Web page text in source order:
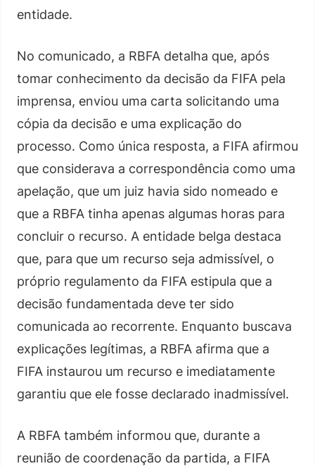
entidade.
No comunicado, a RBFA detalha que, após
tomar conhecimento da decisão da FIFA pela
imprensa, enviou uma carta solicitando uma
cópia da decisão e uma explicação do
processo. Como única resposta, a FIFA afirmou
que considerava a correspondência como uma
apelação, que um juiz havia sido nomeado e
que a RBFA tinha apenas algumas horas para
concluir o recurso. A entidade belga destaca
que, para que um recurso seja admissível, o
próprio regulamento da FIFA estipula que a
decisão fundamentada deve ter sido
comunicada ao recorrente. Enquanto buscava
explicações legítimas, a RBFA afirma que a
FIFA instaurou um recurso e imediatamente
garantiu que ele fosse declarado inadmissível.
A RBFA também informou que, durante a
reunião de coordenação da partida, a FIFA